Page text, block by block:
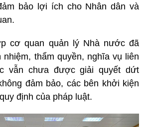
bảo lợi ích cho Nhân dân và
cơ quan quản lý Nhà nước đã
nhiệm, thẩm quyền, nghĩa vụ liên
vẫn chưa được giải quyết dứt
đảm bảo, các bên khởi kiện
định của pháp luật.